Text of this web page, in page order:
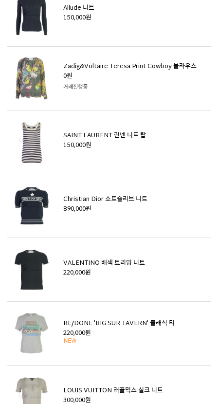
Allude 니트
150,000원
Zadig&Voltaire Teresa Print Cowboy 블라우스
0원
거래진행중
SAINT LAURENT 린넨 니트 탑
150,000원
Christian Dior 쇼트슬리브 니트
890,000원
VALENTINO 배색 트리밍 니트
220,000원
RE/DONE 'BIG SUR TAVERN' 클래식 티
220,000원
LOUIS VUITTON 러플믹스 실크 니트
300,000원